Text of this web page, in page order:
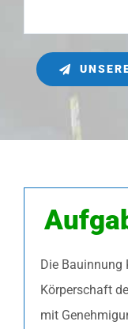
Die Bauinnung
Körperschaft
mit